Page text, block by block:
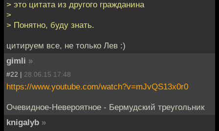
> это цитата из другого гражданина
>
> Понятно, буду знать.
цитируем все, не только Лев :)
gimli »
#22 | 28.06.15 17:48
https://www.youtube.com/watch?v=mJvQS13x0r0
Очевидное-Невероятное - Бермудский треугольник
knigalyb »